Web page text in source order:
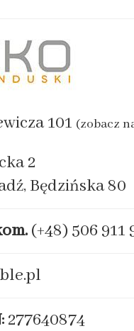
101 (zobacz
2
Będzińska 80
(+48) 506 911
277640874